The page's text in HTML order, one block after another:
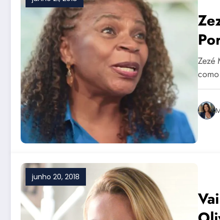
Zezé
junho 20, 2018